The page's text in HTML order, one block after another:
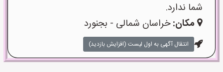
شما ندارد.
مکان:خراسان شمالی - بجنورد
انتقال آگهی به اول لیست (افزایش بازدید)